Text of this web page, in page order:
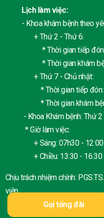
Gọi tổng đài
Lịch làm việc:
- Khoa khám bệnh theo
+ Thứ 2 - Thứ 6:
* Thời gian tiếp đón:
* Thời gian khám
+ Thứ 7 - Chủ nhật:
* Thời gian tiếp đón:
* Thời gian khám
- Khoa Khám bệnh: Thứ
* Giờ làm việc:
+ Sáng: 07h30 - 12:00
+ Chiều: 13:30 - 16:30
Chịu trách nhiệm chính:
viện